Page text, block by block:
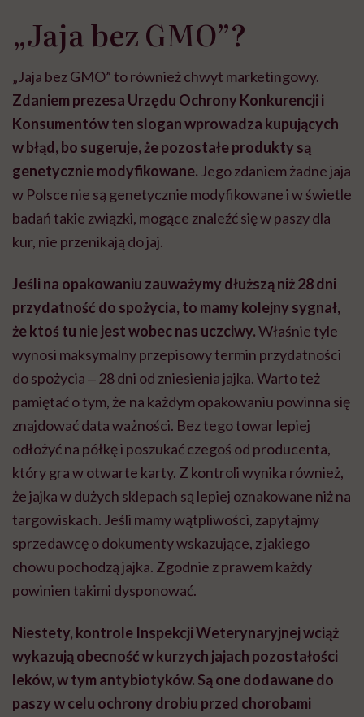
„Jaja bez GMO”?
„Jaja bez GMO” to również chwyt marketingowy.
Zdaniem prezesa Urzędu Ochrony Konkurencji i
Konsumentów ten slogan wprowadza kupujących
w błąd, bo sugeruje, że pozostałe produkty są
genetycznie modyfikowane. Jego zdaniem żadne jaja
w Polsce nie są genetycznie modyfikowane i w świetle
badań takie związki, mogące znaleźć się w paszy dla
kur, nie przenikają do jaj.
Jeśli na opakowaniu zauważymy dłuższą niż 28 dni
przydatność do spożycia, to mamy kolejny sygnał,
że ktoś tu nie jest wobec nas uczciwy.Właśnie tyle
wynosi maksymalny przepisowy termin przydatności
do spożycia ‒ 28 dni od zniesienia jajka. Warto też
pamiętać o tym, że na każdym opakowaniu powinna się
znajdować data ważności. Bez tego towar lepiej
odłożyć na półkę i poszukać czegoś od producenta,
który gra w otwarte karty. Z kontroli wynika również,
że jajka w dużych sklepach są lepiej oznakowane niż na
targowiskach. Jeśli mamy wątpliwości, zapytajmy
sprzedawcę o dokumenty wskazujące, z jakiego
chowu pochodzą jajka. Zgodnie z prawem każdy
powinien takimi dysponować.
Niestety, kontrole Inspekcji Weterynaryjnej wciąż
wykazują obecność w kurzych jajach pozostałości
leków, w tym antybiotyków. Są one dodawane do
paszy w celu ochrony drobiu przed chorobami